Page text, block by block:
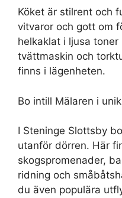
Köket är stilrent och
vitvaror och gott om
helkaklat i ljusa
tvättmaskin och
finns i lägenheten.
Bo intill Mälaren i
I Steninge Slottsby
utanför dörren. Här
skogspromenader,
ridning och
du även populära